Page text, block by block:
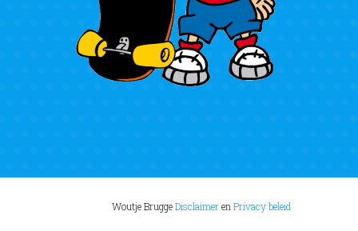
Woutje BruggeDisclaimerenPrivacy beleid